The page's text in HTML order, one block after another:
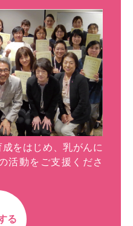
をはじめ、乳がんに
活動をご支援くださ
る